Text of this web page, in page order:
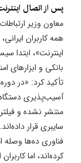
پس از اتصال
معاون وزیر
همه کاربران
اینترنت»، ابتدا
بانکی و ابزارهای
تأکید کرد: «در
آسیب‌پذیری
منتشر نشده و
فناوری ده‌ها
کرده‌اند، اما